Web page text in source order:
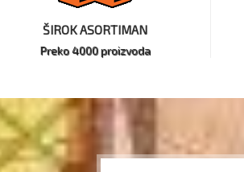
ŠIROK ASORTIMAN
Preko 4000 proizvoda